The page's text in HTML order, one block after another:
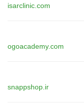
isarclinic.com
ogoacademy.com
snappshop.ir